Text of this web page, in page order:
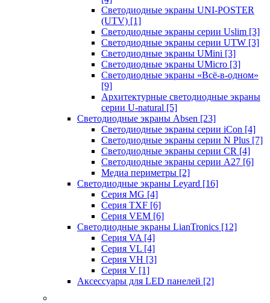
Светодиодные экраны UNI-POSTER
(UTV) [1]
Светодиодные экраны серии Uslim [3]
Светодиодные экраны серии UTW [3]
Светодиодные экраны UMini [3]
Светодиодные экраны UMicro [3]
Светодиодные экраны «Всё-в-одном»
[9]
Архитектурные светодиодные экраны
серии U-natural [5]
Светодиодные экраны Absen [23]
Светодиодные экраны серии iCon [4]
Светодиодные экраны серии N Plus [7]
Светодиодные экраны серии CR [4]
Светодиодные экраны серии А27 [6]
Медиа периметры [2]
Светодиодные экраны Leyard [16]
Серия MG [4]
Серия TXF [6]
Серия VEM [6]
Светодиодные экраны LianTronics [12]
Серия VA [4]
Серия VL [4]
Серия VH [3]
Серия V [1]
Аксессуары для LED панелей [2]